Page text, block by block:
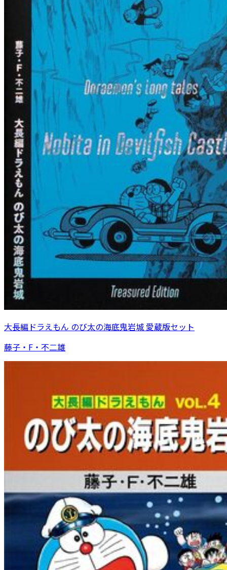
大長編ドラえもん のび太の海底鬼岩城 愛蔵版セット
藤子・F・不二雄